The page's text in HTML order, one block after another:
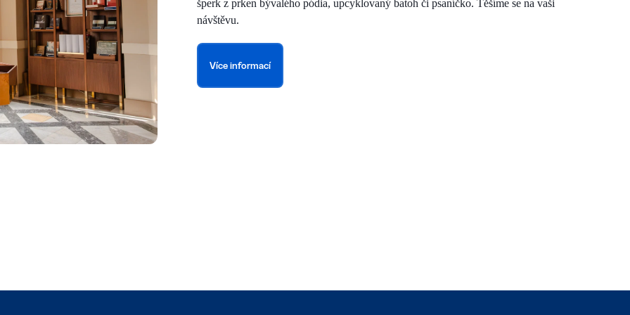
šperk z prken bývalého pódia, upcyklovaný batoh či psaníčko. Těšíme se na vaši
návštěvu.
Více informací